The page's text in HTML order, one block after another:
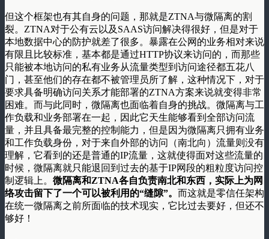
但这个框架也有其自身的问题，那就是ZTNA与微隔离的割
裂。ZTNA对于公有云以及SAAS访问解决得很好，但是对于
本地数据中心的防护就差了很多。暴露在公网的业务相对来说
有限且比较标准，基本都是通过HTTP协议来访问的，而那些
只能被本地访问的私有业务从流量类型到访问途径都五花八
门，甚至他们的存在都不被管理员所了解，这种情况下，对于
要求具备明确访问关系才能部署的ZTNA方案来说就变得非常
困难。而与此同时，微隔离也面临着自身的挑战。微隔离与工
作负载和业务部署在一起，因此它天生能够看到全部访问流
量，并且具备最完整的控制能力，但是因为微隔离只拥有业务
和工作负载身份，对于来自外部的访问（南北向）流量则没有
理解，它看到的还是普通的IP流量，这就使得面对这些流量的
时候，微隔离就只能退回到过去的基于IP网段的粗粒度访问控
制逻辑上。 微隔离和ZTNA各自负责南北和东西，实际上为网
络攻击留下了一个可以被利用的“缝隙”。 而这就是零信任架构
在统一微隔离之前所面临的技术现实，它比过去要好，但还不
够好！